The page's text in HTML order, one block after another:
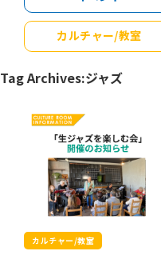
カルチャー/教室
Tag Archives:ジャズ
カルチャー/教室